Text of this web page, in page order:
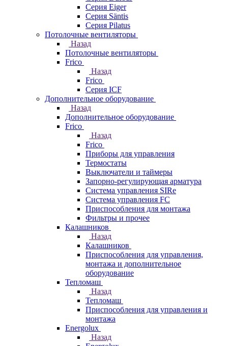
Серия Eiger
Серия Säntis
Серия Pilatus
Потолочные вентиляторы
Назад
Потолочные вентиляторы
Frico
Назад
Frico
Серия ICF
Дополнительное оборудование
Назад
Дополнительное оборудование
Frico
Назад
Frico
Приборы для управления
Термостаты
Выключатели и таймеры
Запорно-регулирующая арматура
Система управления SIRe
Система управления FC
Приспособления для монтажа
Фильтры и прочее
Калашников
Назад
Калашников
Приспособления для управления,
монтажа и дополнительное
оборудование
Тепломаш
Назад
Тепломаш
Приспособления для управления и
монтажа
Energolux
Назад